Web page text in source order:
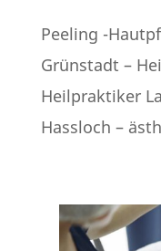
Peeling -
Grünstadt –
Heilpraktiker
Hassloch –